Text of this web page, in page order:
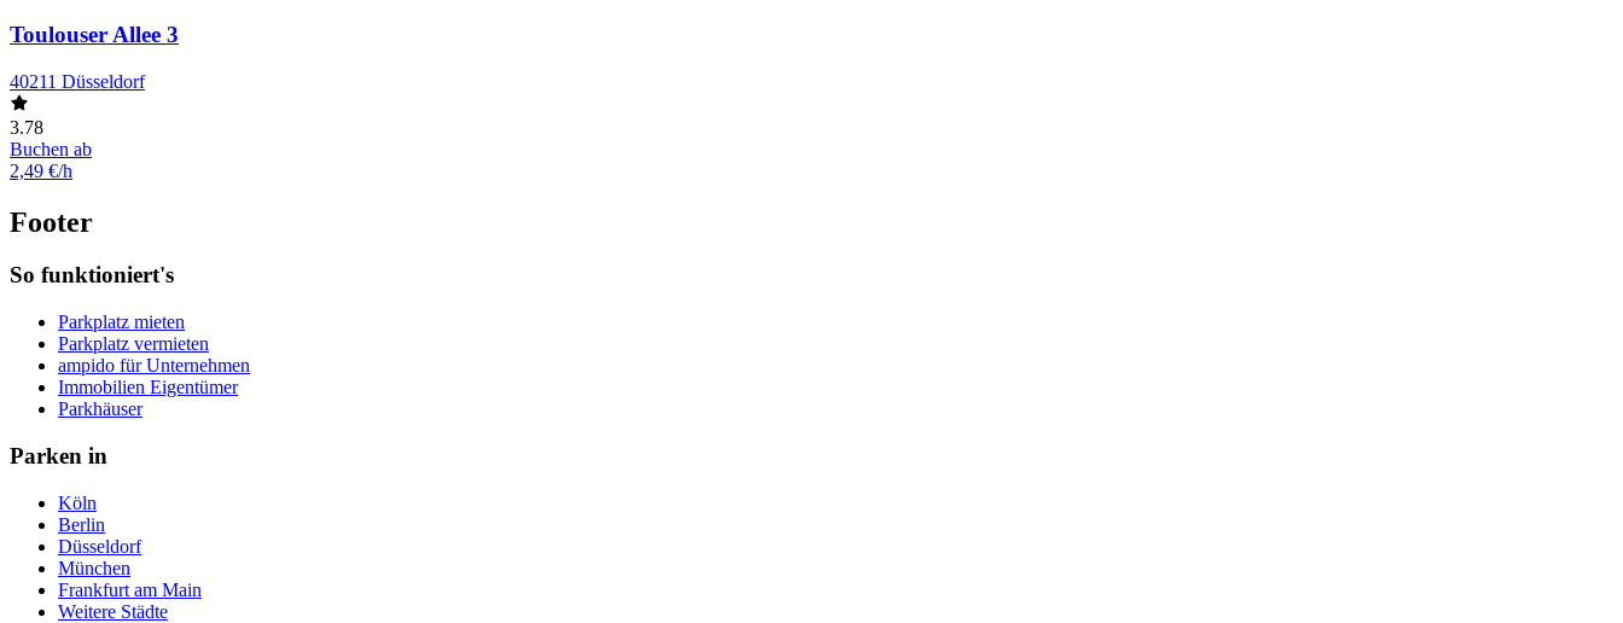
Toulouser Allee 3
40211 Düsseldorf
3.78
Buchen ab
2,49 €/h
Footer
So funktioniert's
Parkplatz mieten
Parkplatz vermieten
ampido für Unternehmen
Immobilien Eigentümer
Parkhäuser
Parken in
Köln
Berlin
Düsseldorf
München
Frankfurt am Main
Weitere Städte